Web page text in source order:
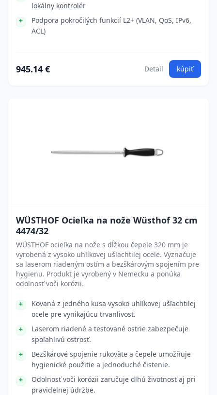
lokálny kontrolér
Podpora pokročilých funkcií L2+ (VLAN, QoS, IPv6,
ACL)
945.14 € Detail kúpiť
WÜSTHOF Ocieľka na nože Wüsthof 32 cm
4474/32
WÜSTHOF ocieľka na nože s dĺžkou čepele 320 mm je
vyrobená z vysoko uhlíkovej ušľachtilej ocele. Vyznačuje
sa laserom riadeným ostím a bezškárovým spojením pre
hygienu. Produkt je vyrobený v Nemecku a ponúka
odolnosť voči korózii.
Kovaná z jedného kusa vysoko uhlíkovej ušľachtilej
ocele pre vynikajúcu trvanlivosť.
Laserom riadené a testované ostrie zabezpečuje
spoľahlivú ostrosť.
Bezškárové spojenie rukoväte a čepele umožňuje
hygienické použitie a jednoduché čistenie.
Odolnosť voči korózii zaručuje dlhú životnosť aj pri
pravidelnej údržbe.